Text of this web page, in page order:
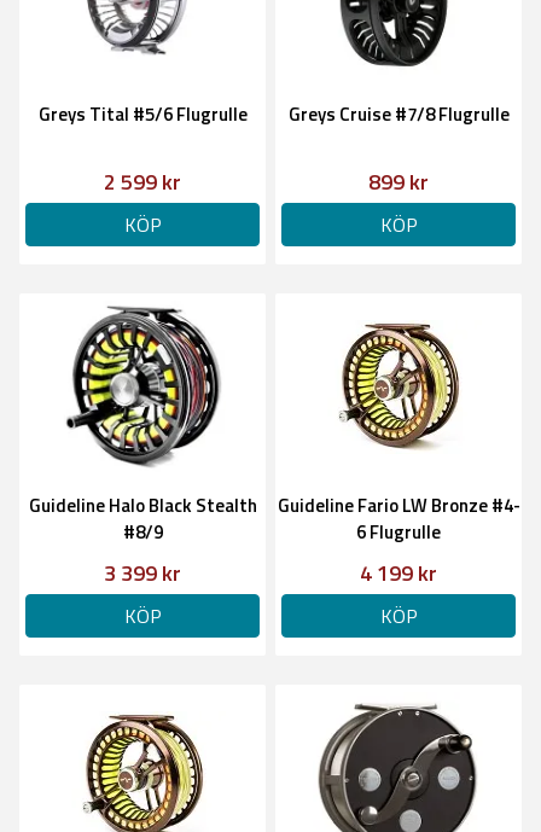
Greys Tital #5/6 Flugrulle
2 599 kr
KÖP
Greys Cruise #7/8 Flugrulle
899 kr
KÖP
Guideline Halo Black Stealth
#8/9
3 399 kr
KÖP
Guideline Fario LW Bronze #4-
6 Flugrulle
4 199 kr
KÖP